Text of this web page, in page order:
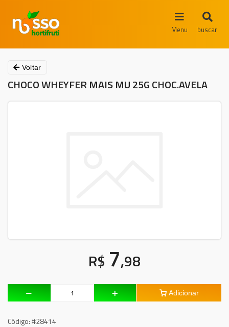
Menu buscar
Voltar
CHOCO WHEYFER MAIS MU 25G CHOC.AVELA
R$ 7,98
Adicionar
Código:#28414